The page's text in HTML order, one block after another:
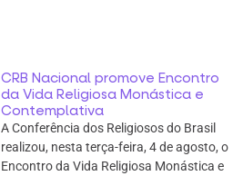
CRB Nacional promove Encontro
da Vida Religiosa Monástica e
Contemplativa
A Conferência dos Religiosos do Brasil
realizou, nesta terça-feira, 4 de agosto, o
Encontro da Vida Religiosa Monástica e